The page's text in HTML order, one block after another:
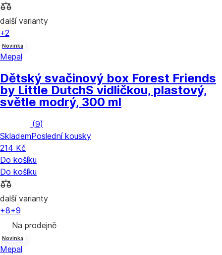
další varianty
+2
Novinka
Mepal
Dětský svačinový box Forest Friends
by Little DutchS vidličkou, plastový,
světle modrý, 300 ml
(9)
SklademPoslední kousky
214 Kč
Do košíku
Do košíku
další varianty
+8+9
Na prodejně
Novinka
Mepal